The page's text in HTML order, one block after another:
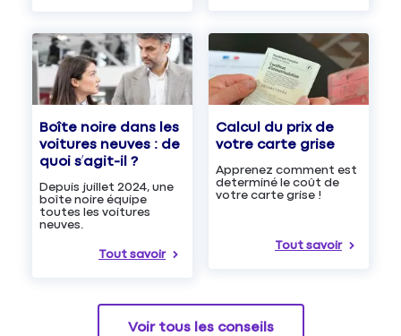
Boîte noire dans les
voitures neuves : de
quoi s’agit-il ?
Depuis juillet 2024, une
boîte noire équipe
toutes les voitures
neuves.
Tout savoir
Calcul du prix de
votre carte grise
Apprenez comment est
determiné le coût de
votre carte grise !
Tout savoir
Voir tous les conseils